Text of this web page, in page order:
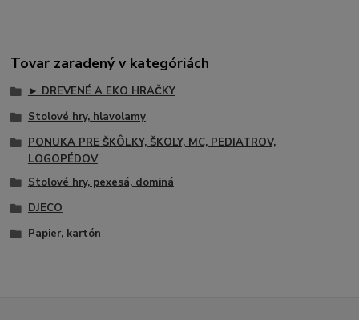
Tovar zaradený v kategóriách
► DREVENÉ A EKO HRAČKY
Stolové hry, hlavolamy
PONUKA PRE ŠKÔLKY, ŠKOLY, MC, PEDIATROV,
LOGOPÉDOV
Stolové hry, pexesá, dominá
DJECO
Papier, kartón